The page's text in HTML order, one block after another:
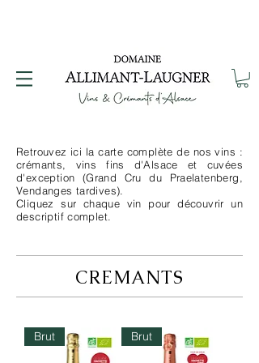
Retrouvez ici la carte complète de nos vins :
crémants, vins fins d'Alsace et cuvées
d'exception (Grand Cru du Praelatenberg,
Vendanges tardives).
Cliquez sur chaque vin pour découvrir un
descriptif complet.
CREMANTS
Brut Brut